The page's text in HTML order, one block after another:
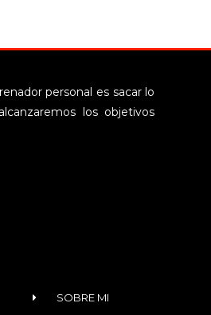
personal es sacar lo
los objetivos
SOBRE MI